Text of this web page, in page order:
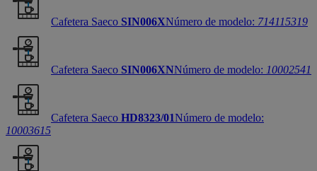
Cafetera Saeco SIN006XNúmero de modelo: 714115319
Cafetera Saeco SIN006XNNúmero de modelo: 10002541
Cafetera Saeco HD8323/01Número de modelo:
10003615